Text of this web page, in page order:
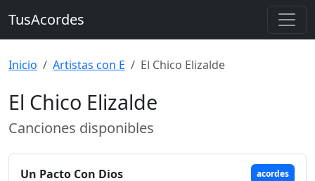
TusAcordes
Inicio Artistas con E El Chico Elizalde
El Chico Elizalde
Canciones disponibles
Un Pacto Con Dios acordes